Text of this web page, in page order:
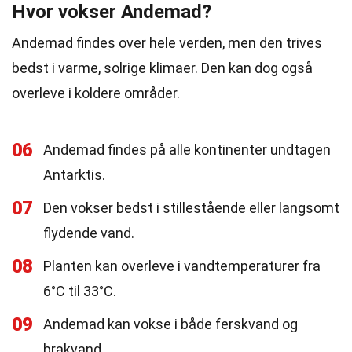
Hvor vokser Andemad?
Andemad findes over hele verden, men den trives
bedst i varme, solrige klimaer. Den kan dog også
overleve i koldere områder.
06
Andemad findes på alle kontinenter undtagen
Antarktis.
07
Den vokser bedst i stillestående eller langsomt
flydende vand.
08
Planten kan overleve i vandtemperaturer fra
6°C til 33°C.
09
Andemad kan vokse i både ferskvand og